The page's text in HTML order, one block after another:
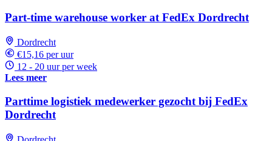
Part-time warehouse worker at FedEx Dordrecht
Dordrecht
€15,16 per uur
12 - 20 uur per week
Lees meer
Parttime logistiek medewerker gezocht bij FedEx
Dordrecht